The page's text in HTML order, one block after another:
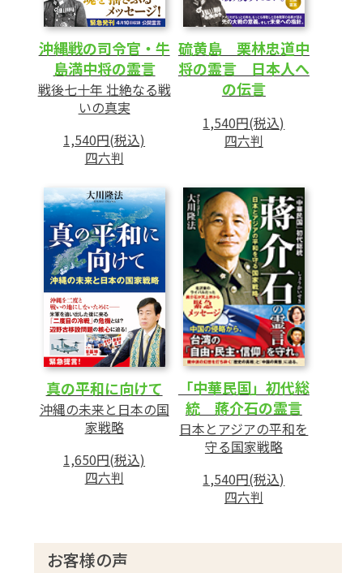
沖縄戦の司令官・牛
島満中将の霊言
戦後七十年 壮絶なる戦
いの真実
1,540円(税込)
四六判
硫黄島 栗林忠道中
将の霊言 日本人へ
の伝言
1,540円(税込)
四六判
真の平和に向けて
沖縄の未来と日本の国
家戦略
1,650円(税込)
四六判
「中華民国」初代総
統 蔣介石の霊言
日本とアジアの平和を
守る国家戦略
1,540円(税込)
四六判
お客様の声